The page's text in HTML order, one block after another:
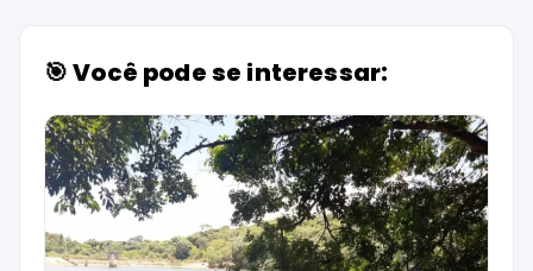
🎯 Você pode se interessar: